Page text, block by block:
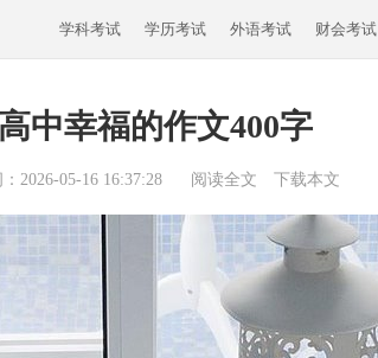
学科考试 学历考试 外语考试 财会考试
高中幸福的作文400字
2026-05-16 16:37:28 阅读全文 下载本文